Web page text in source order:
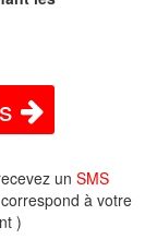
un SMS
à votre
)